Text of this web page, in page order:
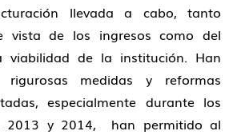
llevada a cabo, tanto
vista de los ingresos como del
viabilidad de la institución. Han
medidas y reformas
especialmente durante los
2013 y 2014, ​ han permitido al